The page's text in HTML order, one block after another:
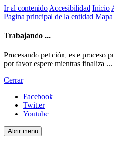
Ir al contenido Accesibilidad Inicio
Pagina principal de la entidad
Trabajando ...
Procesando petición, este proceso
por favor espere mientras finaliza ...
Cerrar
Facebook
Twitter
Youtube
Abrir menú